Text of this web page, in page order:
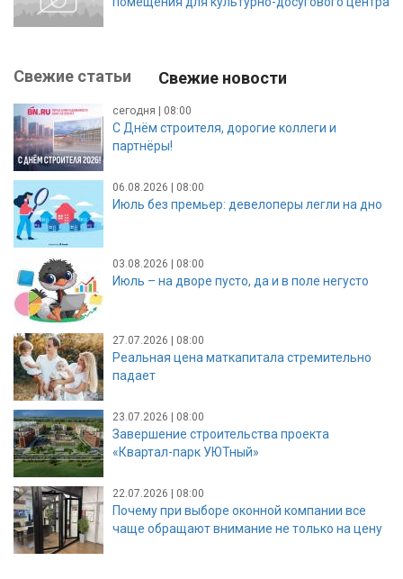
Свежие статьи Свежие новости
сегодня | 08:00
С Днём строителя, дорогие коллеги и
партнёры!
06.08.2026 | 08:00
Июль без премьер: девелоперы легли на дно
03.08.2026 | 08:00
Июль – на дворе пусто, да и в поле негусто
27.07.2026 | 08:00
Реальная цена маткапитала стремительно
падает
23.07.2026 | 08:00
Завершение строительства проекта
«Квартал-парк УЮТный»
22.07.2026 | 08:00
Почему при выборе оконной компании все
чаще обращают внимание не только на цену